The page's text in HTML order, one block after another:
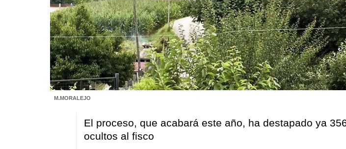
M.MORALEJO
El proceso, que acabará este año, ha destapado ya
ocultos al fisco